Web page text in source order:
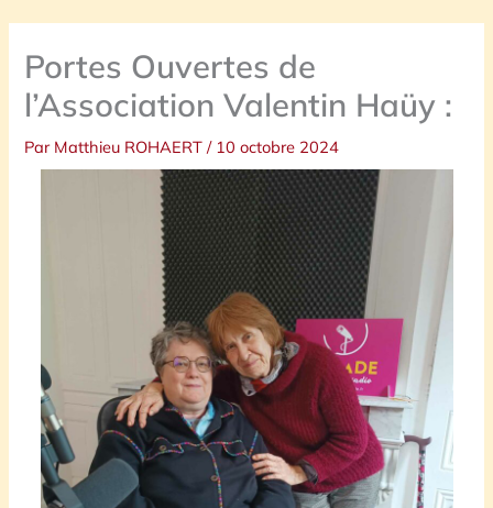
Portes Ouvertes de
l’Association Valentin Haüy :
Par Matthieu ROHAERT/ 10 octobre 2024